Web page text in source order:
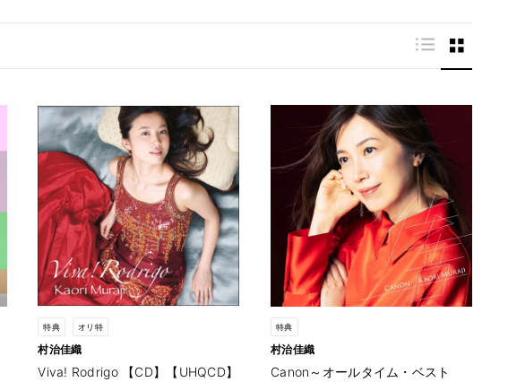
特典 オリ特
村治佳織
Viva! Rodrigo 【CD】【UHQCD】
特典
村治佳織
Canon～オールタイム・ベスト